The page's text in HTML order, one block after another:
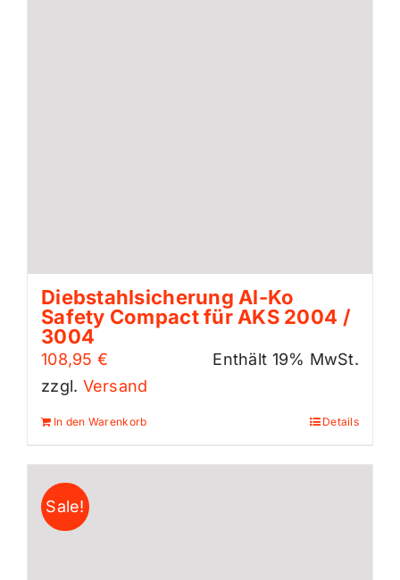
Diebstahlsicherung Al-Ko
Safety Compact für AKS 2004 /
3004
108,95 €
Enthält 19% MwSt.
zzgl. Versand
In den Warenkorb Details
Sale!